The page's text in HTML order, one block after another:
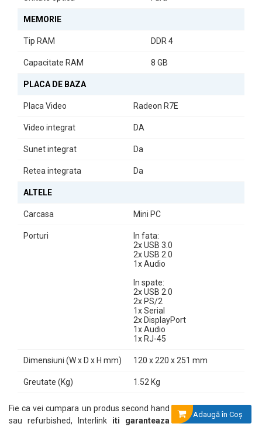
perfectă pentru cei care caută un sistem eficient, compact și
versatil. Fie că este vorba de muncă sau divertisment, acest
pachet vă va susține în toate activitățile dumneavoastră.
MEMORIE
Tip RAM DDR 4
Capacitate RAM 8 GB
PLACA DE BAZA
Placa Video Radeon R7E
Video integrat DA
Sunet integrat Da
Retea integrata Da
ALTELE
Carcasa Mini PC
Porturi
In fata:
2x USB 3.0
2x USB 2.0
1x Audio
In spate:
2x USB 2.0
2x PS/2
1x Serial
2x DisplayPort
1x Audio
1x RJ-45
Dimensiuni (W x D x H mm) 120 x 220 x 251 mm
Greutate (Kg) 1.52 Kg
Adaugă în Coş
Fie ca vei cumpara un produs second hand
sau refurbished, Interlink iti garanteaza